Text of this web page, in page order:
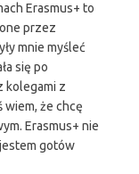
Erasmus+ to
przez
mnie myśleć
się po
kolegami z
wiem, że chcę
Erasmus+ nie
gotów